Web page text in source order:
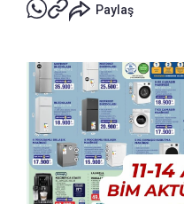
Paylaş